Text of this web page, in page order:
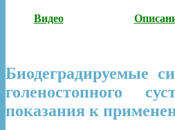
Видео
Биодеградируемые
голеностопного
показания к